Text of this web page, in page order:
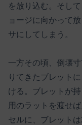
を放り込む。そし
ョージに向かって
サにしてしまう。
一方その頃、倒壊
りてきたブレット
ける。ブレットが
用のラットを渡せ
セルに、ブレット